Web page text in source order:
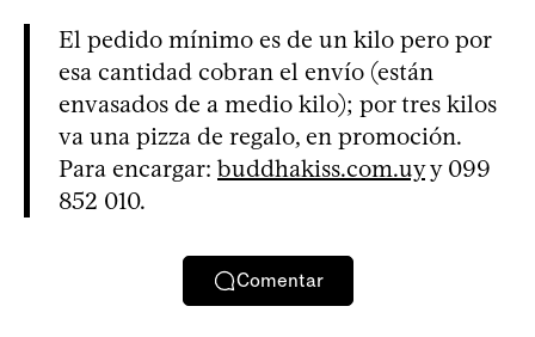
El pedido mínimo es de un kilo pero por
esa cantidad cobran el envío (están
envasados de a medio kilo); por tres kilos
va una pizza de regalo, en promoción.
Para encargar: buddhakiss.com.uyy 099
852 010.
Comentar